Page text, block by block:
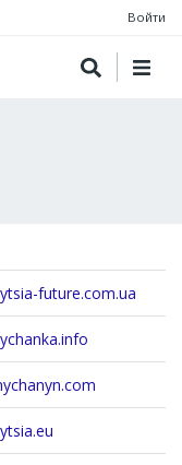
Войти
future.com.ua